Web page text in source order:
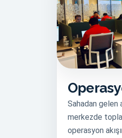
Sahadan gelen
merkezde
operasyon